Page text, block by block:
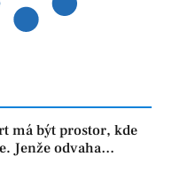
má být prostor, kde
Jenže odvaha
bojí udělat chybu.